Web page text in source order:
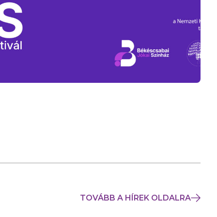
TOVÁBB A HÍREK OLDALRA